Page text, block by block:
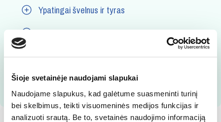
Šioje svetainėje naudojami slapukai
Naudojame slapukus, kad galėtume suasmeninti turinį
bei skelbimus, teikti visuomeninės medijos funkcijas ir
analizuoti srautą. Be to, svetainės naudojimo informaciją
Ypatingai švelnus ir tyras
Lengvai gazuotas
Žemos mineralizacijos